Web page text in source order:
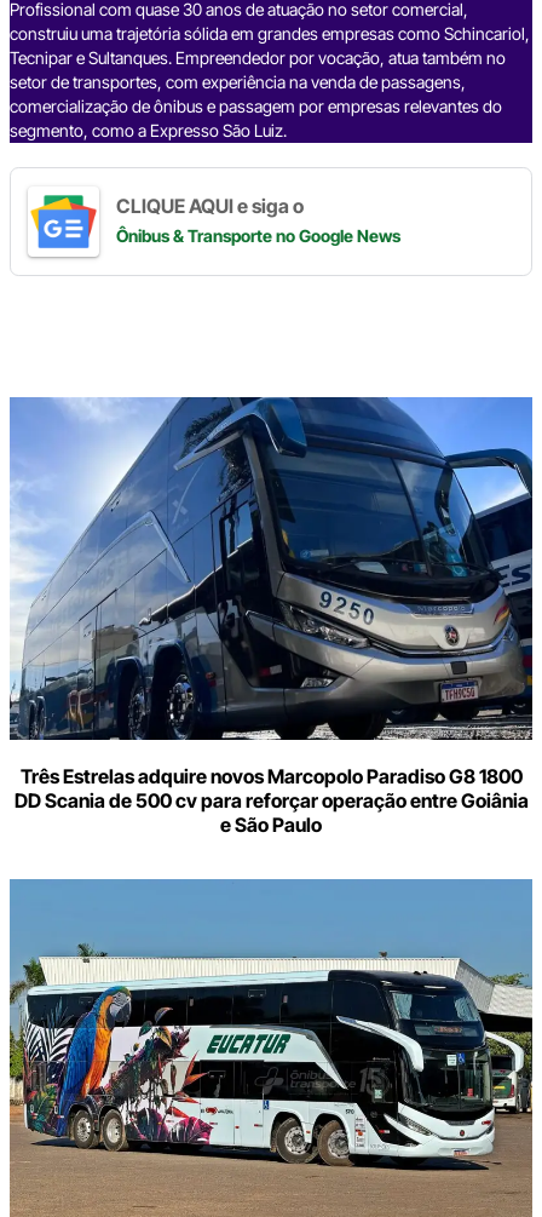
k
Profissional com quase 30 anos de atuação no setor comercial,
construiu uma trajetória sólida em grandes empresas como Schincariol,
Tecnipar e Sultanques. Empreendedor por vocação, atua também no
setor de transportes, com experiência na venda de passagens,
comercialização de ônibus e passagem por empresas relevantes do
segmento, como a Expresso São Luiz.
CLIQUE AQUI e siga o
Ônibus & Transporteno Google News
Três Estrelas adquire novos Marcopolo Paradiso G8 1800
DD Scania de 500 cv para reforçar operação entre Goiânia
e São Paulo
seu
mail